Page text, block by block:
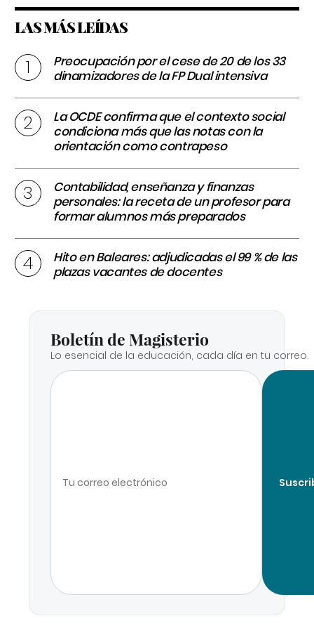
LAS MÁS LEÍDAS
Preocupación por el cese de 20 de los 33
dinamizadores de la FP Dual intensiva
La OCDE confirma que el contexto social
condiciona más que las notas con la
orientación como contrapeso
Contabilidad, enseñanza y finanzas
personales: la receta de un profesor para
formar alumnos más preparados
Hito en Baleares: adjudicadas el 99 % de las
plazas vacantes de docentes
Boletín de Magisterio
Lo esencial de la educación, cada día en tu correo.